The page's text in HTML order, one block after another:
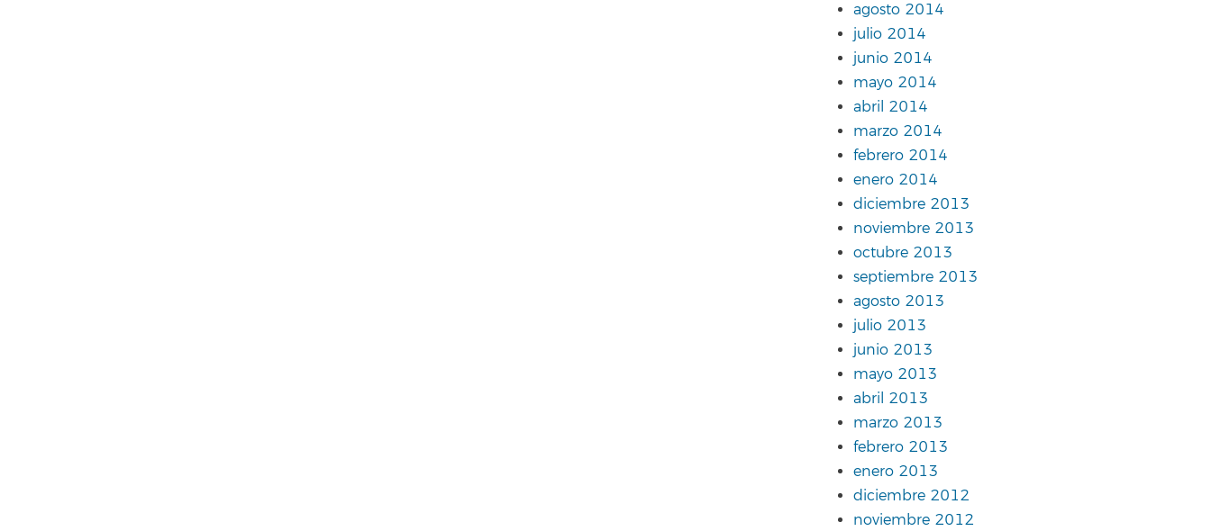
agosto 2014
julio 2014
junio 2014
mayo 2014
abril 2014
marzo 2014
febrero 2014
enero 2014
diciembre 2013
noviembre 2013
octubre 2013
septiembre 2013
agosto 2013
julio 2013
junio 2013
mayo 2013
abril 2013
marzo 2013
febrero 2013
enero 2013
diciembre 2012
noviembre 2012